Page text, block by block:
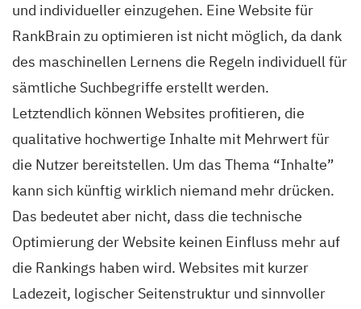
und individueller einzugehen. Eine Website für
RankBrain zu optimieren ist nicht möglich, da dank
des maschinellen Lernens die Regeln individuell für
sämtliche Suchbegriffe erstellt werden.
Letztendlich können Websites profitieren, die
qualitative hochwertige Inhalte mit Mehrwert für
die Nutzer bereitstellen. Um das Thema “Inhalte”
kann sich künftig wirklich niemand mehr drücken.
Das bedeutet aber nicht, dass die technische
Optimierung der Website keinen Einfluss mehr auf
die Rankings haben wird. Websites mit kurzer
Ladezeit, logischer Seitenstruktur und sinnvoller